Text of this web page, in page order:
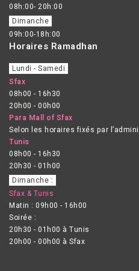
08h:00- 20h:00
Dimanche
09h:00-18h:00
Horaires Ramadhan
Lundi - Samedi
Sfax
08h00 - 16h30
20h00 - 00h00
Para Mall of Sfax
Selon les horaires fixés par
Tunis
08h00 - 16h30
20h30 - 01h00
Dimanche :
Sfax & Tunis
Matin : 09h00 - 16h00
Soirée :
20h30 - 01h00 à Tunis
20h00 - 00h00 à Sfax